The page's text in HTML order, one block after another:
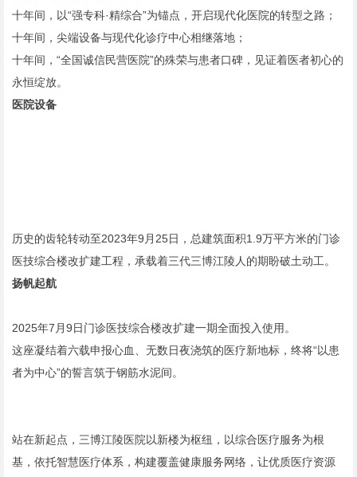
十年间，以“强专科·精综合”为锚点，开启现代化医院的转型之路；
十年间，尖端设备与现代化诊疗中心相继落地；
十年间，“全国诚信民营医院”的殊荣与患者口碑，见证着医者初心的
永恒绽放。
医院设备
历史的齿轮转动至2023年9月25日，总建筑面积1.9万平方米的门诊
医技综合楼改扩建工程，承载着三代三博江陵人的期盼破土动工。
扬帆起航
2025年7月9日门诊医技综合楼改扩建一期全面投入使用。
这座凝结着六载申报心血、无数日夜浇筑的医疗新地标，终将“以患
者为中心”的誓言筑于钢筋水泥间。
站在新起点，三博江陵医院以新楼为枢纽，以综合医疗服务为根
基，依托智慧医疗体系，构建覆盖健康服务网络，让优质医疗资源